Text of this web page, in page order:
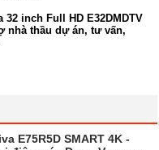
32 inch Full HD E32DMDTV
nhà thầu dự án, tư vấn,
E75R5D SMART 4K -